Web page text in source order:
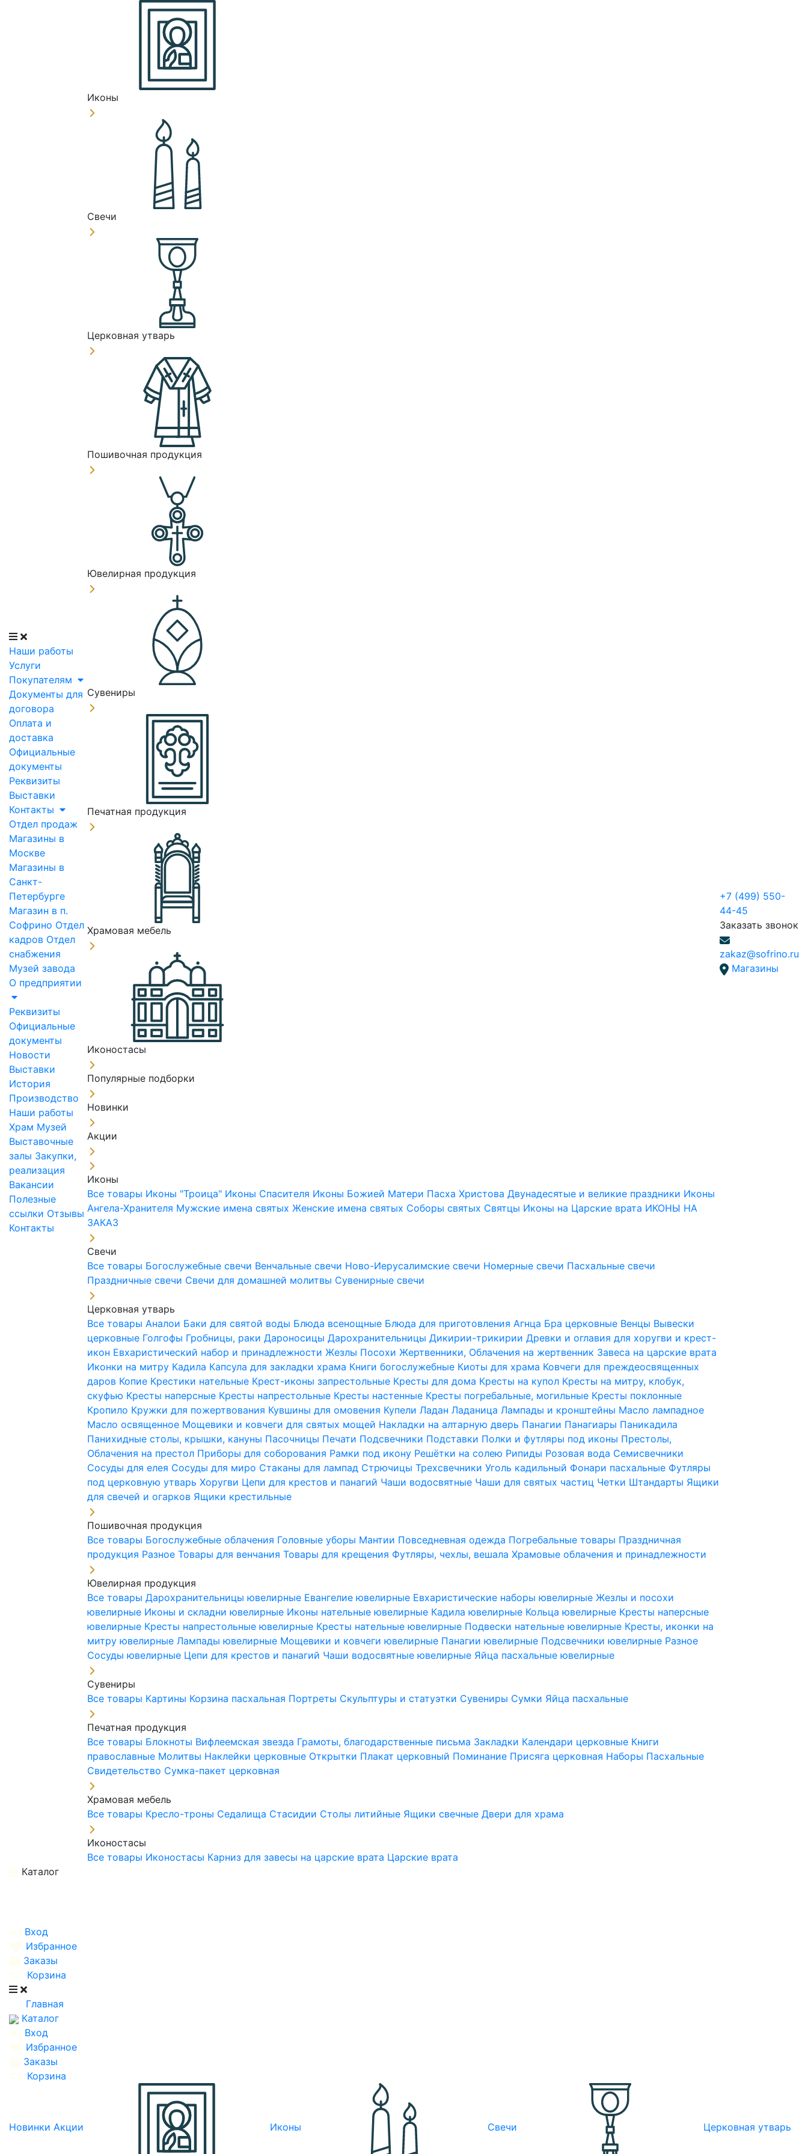
Наши работы
Услуги
Покупателям
Документы для
договора
Оплата и
доставка
Официальные
документы
Реквизиты
Выставки
Контакты
Отдел продаж
Магазины в
Москве
Магазины в
Санкт-
Петербурге
Магазин в п.
Софрино Отдел
кадров Отдел
снабжения
Музей завода
О предприятии
Реквизиты
Официальные
документы
Новости
Выставки
История
Производство
Наши работы
Храм Музей
Выставочные
залы Закупки,
реализация
Вакансии
Полезные
ссылки Отзывы
Контакты
Иконы
Свечи
Церковная утварь
Пошивочная продукция
Ювелирная продукция
Сувениры
Печатная продукция
Храмовая мебель
Иконостасы
Популярные подборки
Новинки
Акции
Иконы
Все товары Иконы "Троица" Иконы Спасителя Иконы Божией Матери Пасха ХристоваДвунадесятые и великие праздники Иконы
Ангела-Хранителя Мужские имена святыхЖенские имена святых Соборы святых Святцы Иконы на Царские врата ИКОНЫ НА
ЗАКАЗ
Свечи
Все товары Богослужебные свечи Венчальные свечи Ново-Иерусалимские свечи Номерные свечи Пасхальные свечи
Праздничные свечи Свечи для домашней молитвы Сувенирные свечи
Церковная утварь
Все товарыАналои Баки для святой воды Блюда всенощные Блюда для приготовления Агнца Бра церковные Венцы Вывески
церковные Голгофы Гробницы, ракиДароносицыДарохранительницыДикирии-трикирииДревки и оглавия для хоругви и крест-
икон Евхаристический набор и принадлежностиЖезлы ПосохиЖертвенники, Облачения на жертвенник Завеса на царские врата
Иконки на митру Кадила Капсула для закладки храма Книги богослужебные Киоты для храма Ковчеги для преждеосвященных
даров Копие Крестики нательные Крест-иконы запрестольные Кресты для дома Кресты на купол Кресты на митру, клобук,
скуфью Кресты наперсные Кресты напрестольные Кресты настенные Кресты погребальные, могильные Кресты поклонные
Кропило Кружки для пожертвования Кувшины для омовения КупелиЛаданЛаданицаЛампады и кронштейны Масло лампадное
Масло освященное Мощевики и ковчеги для святых мощей Накладки на алтарную дверь Панагии Панагиары Паникадила
Панихидные столы, крышки, кануны Пасочницы Печати Подсвечники Подставки Полки и футляры под иконы Престолы,
Облачения на престол Приборы для соборования Рамки под икону Решётки на солею Рипиды Розовая вода Семисвечники
Сосуды для елея Сосуды для миро Стаканы для лампад СтрючицыТрехсвечникиУголь кадильный Фонари пасхальные Футляры
под церковную утварьХоругви Цепи для крестов и панагий Чаши водосвятные Чаши для святых частиц Четки Штандарты Ящики
для свечей и огарков Ящики крестильные
Пошивочная продукция
Все товары Богослужебные облачения Головные уборы Мантии Повседневная одежда Погребальные товары Праздничная
продукция РазноеТовары для венчанияТовары для крещения Футляры, чехлы, вешалаХрамовые облачения и принадлежности
Ювелирная продукция
Все товарыДарохранительницы ювелирные Евангелие ювелирные Евхаристические наборы ювелирныеЖезлы и посохи
ювелирные Иконы и складни ювелирные Иконы нательные ювелирные Кадила ювелирные Кольца ювелирные Кресты наперсные
ювелирные Кресты напрестольные ювелирные Кресты нательные ювелирные Подвески нательные ювелирные Кресты, иконки на
митру ювелирныеЛампады ювелирные Мощевики и ковчеги ювелирные Панагии ювелирные Подсвечники ювелирные Разное
Сосуды ювелирные Цепи для крестов и панагий Чаши водосвятные ювелирные Яйца пасхальные ювелирные
Сувениры
Все товары Картины Корзина пасхальная Портреты Скульптуры и статуэтки Сувениры Сумки Яйца пасхальные
Печатная продукция
Все товары Блокноты Вифлеемская звезда Грамоты, благодарственные письма Закладки Календари церковные Книги
православные Молитвы Наклейки церковные Открытки Плакат церковный Поминание Присяга церковная Наборы Пасхальные
Свидетельство Сумка-пакет церковная
Храмовая мебель
Все товары Кресло-троны Седалища Стасидии Столы литийные Ящики свечныеДвери для храма
Иконостасы
Все товары Иконостасы Карниз для завесы на царские врата Царские врата
+7 (499) 550-
44-45
Заказать звонок
zakaz@sofrino.ru
Магазины
Каталог
Вход
Избранное
Заказы
Корзина
Главная
Каталог
Вход
Избранное
Заказы
Корзина
Новинки Акции Иконы Свечи Церковная утварь